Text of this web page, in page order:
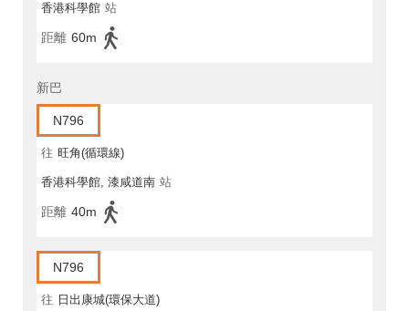
香港科學館 站
距離 60m
新巴
N796
往 旺角(循環線)
香港科學館, 漆咸道南 站
距離 40m
N796
往 日出康城(環保大道)